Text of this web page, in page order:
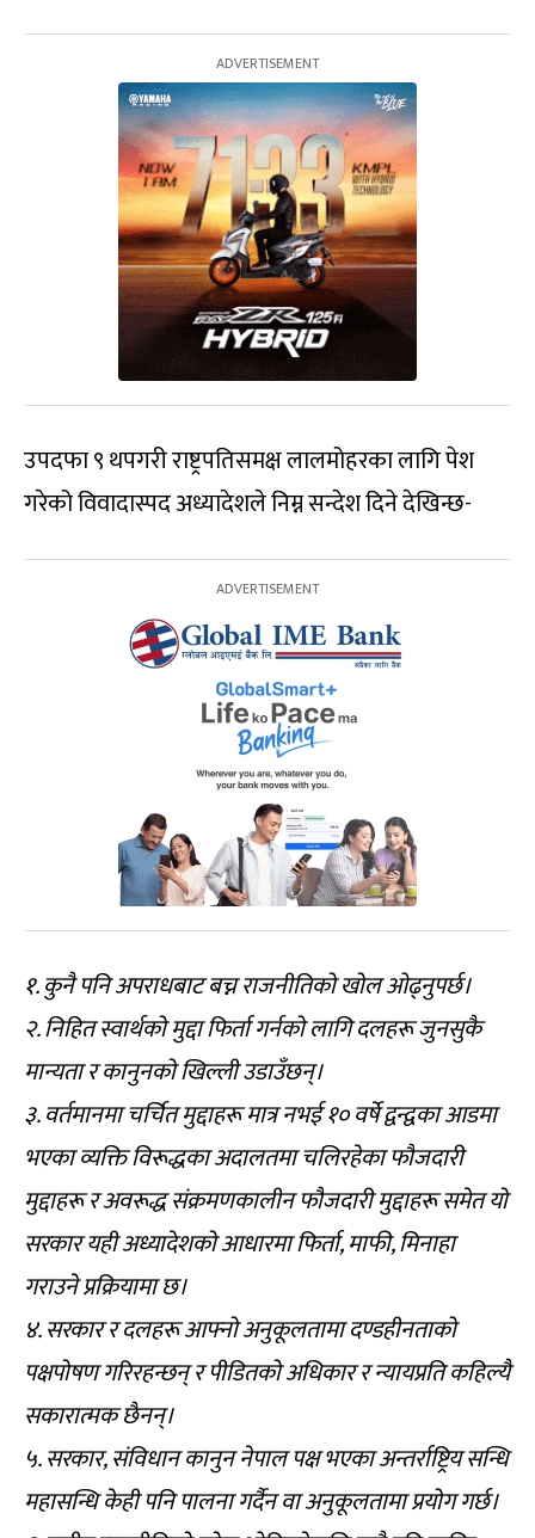
उपदफा ९ थपगरी राष्ट्रपतिसमक्ष लालमोहरका लागि पेश
गरेको विवादास्पद अध्यादेशले निम्न सन्देश दिने देखिन्छ-
१. कुनै पनि अपराधबाट बच्न राजनीतिको खोल ओढ्नुपर्छ।
२. निहित स्वार्थको मुद्दा फिर्ता गर्नको लागि दलहरू जुनसुकै
मान्यता र कानुनको खिल्ली उडाउँछन्।
३. वर्तमानमा चर्चित मुद्दाहरू मात्र नभई १० वर्षे द्वन्द्वका आडमा
भएका व्यक्ति विरूद्धका अदालतमा चलिरहेका फौजदारी
मुद्दाहरू र अवरूद्ध संक्रमणकालीन फौजदारी मुद्दाहरू समेत यो
सरकार यही अध्यादेशको आधारमा फिर्ता, माफी, मिनाहा
गराउने प्रक्रियामा छ।
४. सरकार र दलहरू आफ्नो अनुकूलतामा दण्डहीनताको
पक्षपोषण गरिरहन्छन् र पीडितको अधिकार र न्यायप्रति कहिल्यै
सकारात्मक छैनन्।
५. सरकार, संविधान कानुन नेपाल पक्ष भएका अन्तर्राष्ट्रिय सन्धि
महासन्धि केही पनि पालना गर्दैन वा अनुकूलतामा प्रयोग गर्छ।